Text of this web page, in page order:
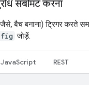
सबमिट करना
बैच बनाना) ट्रिगर करते
जोड़ें.
JavaScript REST